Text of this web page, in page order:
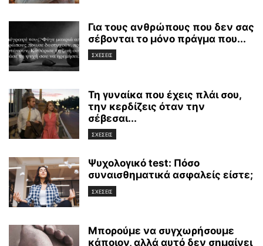
Για τους ανθρώπους που δεν σας
σέβονται το μόνο πράγμα που...
ΣΧΕΣΕΙΣ
Τη γυναίκα που έχεις πλάι σου,
την κερδίζεις όταν την
σέβεσαι...
ΣΧΕΣΕΙΣ
Ψυχολογικό test: Πόσο
συναισθηματικά ασφαλείς είστε;
ΣΧΕΣΕΙΣ
Μπορούμε να συγχωρήσουμε
κάποιον, αλλά αυτό δεν σημαίνει